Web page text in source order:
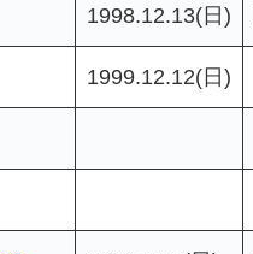
1998.12.13(日)
1999.12.12(日)